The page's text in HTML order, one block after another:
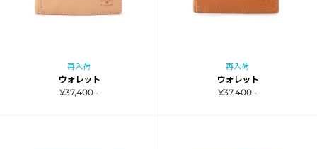
再入荷
ウォレット
¥37,400 -
再入荷
ウォレット
¥37,400 -